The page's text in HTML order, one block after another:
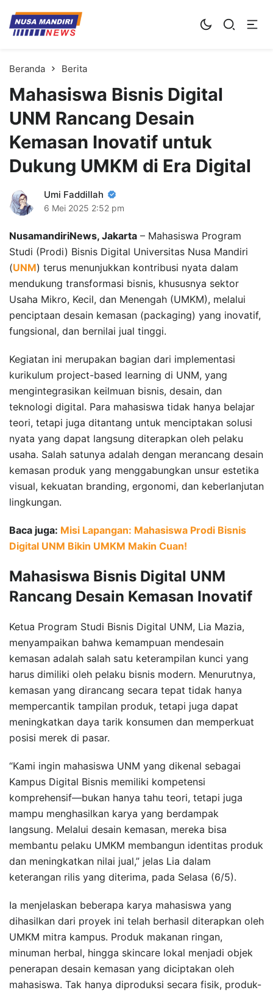
Kampus Digital Bisnis
Universitas Nusa Mandiri
Beranda Berita
Mahasiswa Bisnis Digital
UNM Rancang Desain
Kemasan Inovatif untuk
Dukung UMKM di Era Digital
Umi Faddillah
6 Mei 2025 2:52 pm
NusamandiriNews, Jakarta – Mahasiswa Program
Studi (Prodi) Bisnis Digital Universitas Nusa Mandiri
(UNM) terus menunjukkan kontribusi nyata dalam
mendukung transformasi bisnis, khususnya sektor
Usaha Mikro, Kecil, dan Menengah (UMKM), melalui
penciptaan desain kemasan (packaging) yang inovatif,
fungsional, dan bernilai jual tinggi.
Kegiatan ini merupakan bagian dari implementasi
kurikulum project-based learning di UNM, yang
mengintegrasikan keilmuan bisnis, desain, dan
teknologi digital. Para mahasiswa tidak hanya belajar
teori, tetapi juga ditantang untuk menciptakan solusi
nyata yang dapat langsung diterapkan oleh pelaku
usaha. Salah satunya adalah dengan merancang desain
kemasan produk yang menggabungkan unsur estetika
visual, kekuatan branding, ergonomi, dan keberlanjutan
lingkungan.
Baca juga: Misi Lapangan: Mahasiswa Prodi Bisnis
Digital UNM Bikin UMKM Makin Cuan!
Mahasiswa Bisnis Digital UNM
Rancang Desain Kemasan Inovatif
Ketua Program Studi Bisnis Digital UNM, Lia Mazia,
menyampaikan bahwa kemampuan mendesain
kemasan adalah salah satu keterampilan kunci yang
harus dimiliki oleh pelaku bisnis modern. Menurutnya,
kemasan yang dirancang secara tepat tidak hanya
mempercantik tampilan produk, tetapi juga dapat
meningkatkan daya tarik konsumen dan memperkuat
posisi merek di pasar.
“Kami ingin mahasiswa UNM yang dikenal sebagai
Kampus Digital Bisnis memiliki kompetensi
komprehensif—bukan hanya tahu teori, tetapi juga
mampu menghasilkan karya yang berdampak
langsung. Melalui desain kemasan, mereka bisa
membantu pelaku UMKM membangun identitas produk
dan meningkatkan nilai jual,” jelas Lia dalam
keterangan rilis yang diterima, pada Selasa (6/5).
Ia menjelaskan beberapa karya mahasiswa yang
dihasilkan dari proyek ini telah berhasil diterapkan oleh
UMKM mitra kampus. Produk makanan ringan,
minuman herbal, hingga skincare lokal menjadi objek
penerapan desain kemasan yang diciptakan oleh
mahasiswa. Tak hanya diproduksi secara fisik, produk-